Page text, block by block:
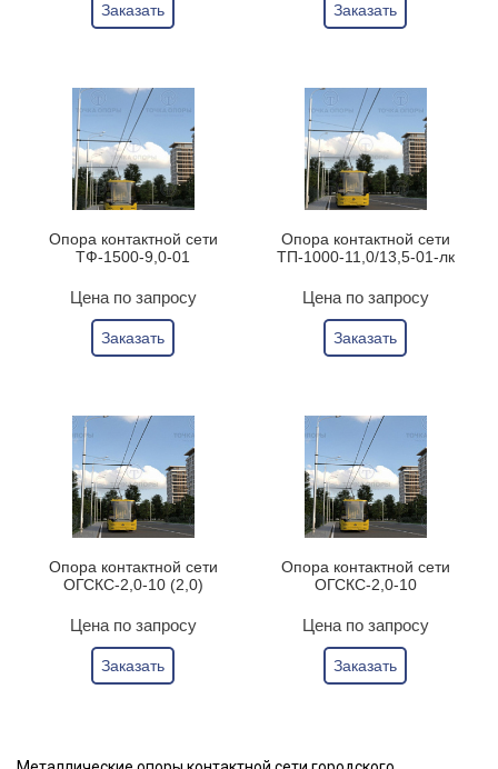
Заказать Заказать
Опора контактной сети
ТФ-1500-9,0-01
Цена по запросу
Заказать
Опора контактной сети
ТП-1000-11,0/13,5-01-лк
Цена по запросу
Заказать
Опора контактной сети
ОГСКС-2,0-10 (2,0)
Цена по запросу
Заказать
Опора контактной сети
ОГСКС-2,0-10
Цена по запросу
Заказать